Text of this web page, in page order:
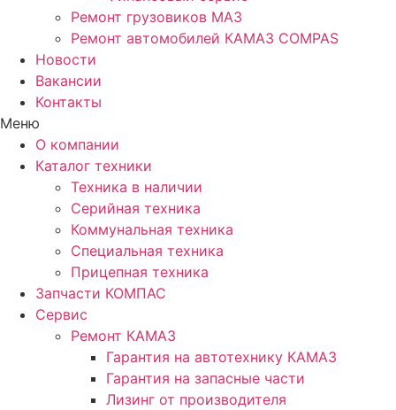
Ремонт грузовиков МАЗ
Ремонт автомобилей КАМАЗ COMPAS
Новости
Вакансии
Контакты
Меню
О компании
Каталог техники
Техника в наличии
Серийная техника
Коммунальная техника
Специальная техника
Прицепная техника
Запчасти КОМПАС
Сервис
Ремонт КАМАЗ
Гарантия на автотехнику КАМАЗ
Гарантия на запасные части
Лизинг от производителя